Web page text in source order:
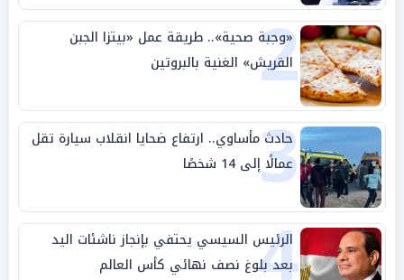
2
«وجبة صحية».. طريقة عمل «بيتزا الجبن
القريش» الغنية بالبروتين
3
حادث مأساوي.. ارتفاع ضحايا انقلاب سيارة تقل
عمالًا إلى 14 شخصًا
الرئيس السيسي يحتفي بإنجاز ناشئات اليد
بعد بلوغ نصف نهائي كأس العالم